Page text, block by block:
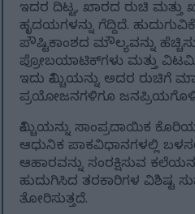
ಇದರ ದಿಟ್ಟ, ಖಾರದ ರುಚಿ ಮತ್ತು
ಹೃದಯಗಳನ್ನು ಗೆದ್ದಿದೆ.
ಪೌಷ್ಟಿಕಾಂಶದ ಮೌಲ್ಯವನ್ನು
ಪ್ರೋಬಯಾಟಿಕ್‌ಗಳು ಮತ್ತು
ಇದು ಕಿಮ್ಚಿಯನ್ನು ಅದರ ರುಚಿಗೆ
ಪ್ರಯೋಜನಗಳಿಗೂ
ಕಿಮ್ಚಿಯನ್ನು ಸಾಂಪ್ರದಾಯಿಕ
ಆಧುನಿಕ ಪಾಕವಿಧಾನಗಳಲ್ಲಿ
ಆಹಾರವನ್ನು ಸಂರಕ್ಷಿಸುವ
ಹುದುಗಿಸಿದ ತರಕಾರಿಗಳ ವಿಶಿಷ್ಟ
ತೋರಿಸುತ್ತದೆ.